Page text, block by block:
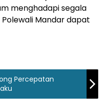
menghadapi segala
Mandar dapat
Percepatan